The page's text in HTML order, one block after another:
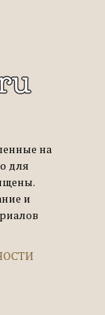
на
для
и